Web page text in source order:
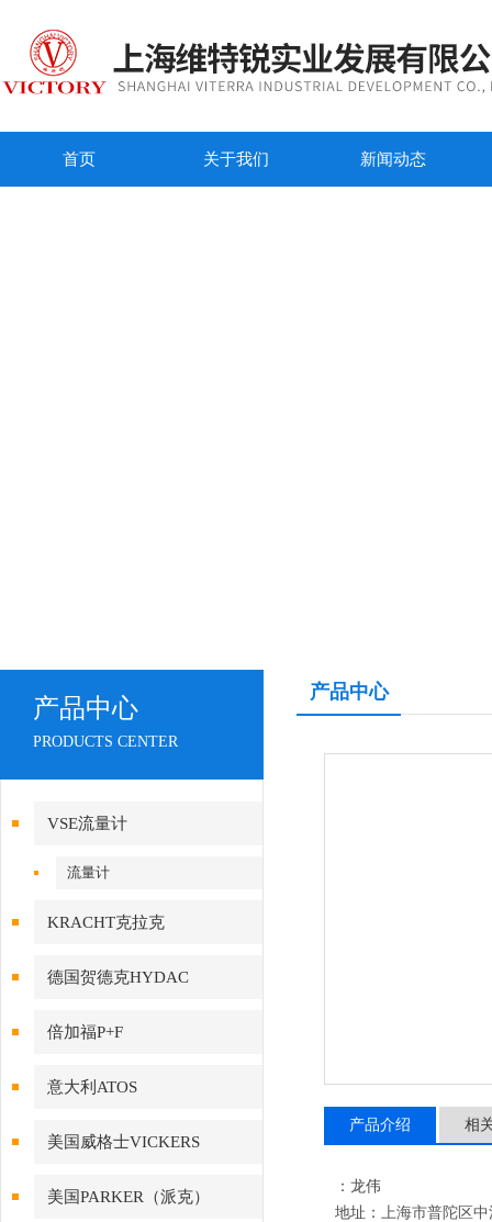
首页 关于我们 新闻动态
产品中心
PRODUCTS CENTER
VSE流量计
流量计
KRACHT克拉克
德国贺德克HYDAC
倍加福P+F
意大利ATOS
美国威格士VICKERS
美国PARKER（派克）
产品中心
产品介绍 相
：龙伟
地址： 上海市普陀区中